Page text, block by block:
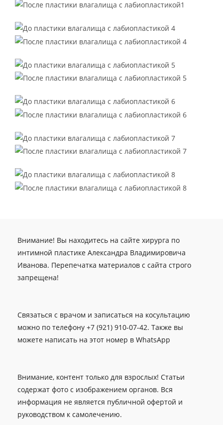
Внимание! Вы находитесь на сайте хирурга по
интимной пластике Александра Владимировича
Иванова. Перепечатка материалов с сайта строго
запрещена!
Связаться с врачом и записаться на косультацию
можно по телефону +7 (921) 910-07-42. Также вы
можете написать на этот номер в WhatsApp
Внимание, контент только для взрослых! Статьи
содержат фото с изображением органов. Вся
информация не является публичной офертой и
руководством к самолечению.